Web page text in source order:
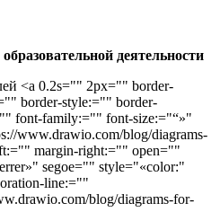
деятельности
<a 0.2s="" 2px="" border-
border-style:="" border-
font-family:="" font-size:="“»"
www.drawio.com/blog/diagrams-
margin-right:="" open=""
segoe="" style="«color:"
line:=""
blog/diagrams-for-